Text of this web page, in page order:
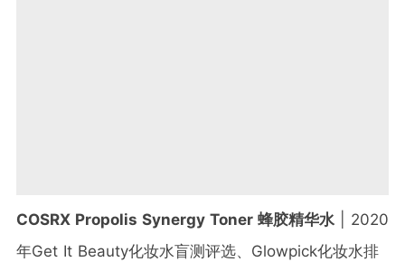
COSRX Propolis Synergy Toner 蜂胶精华水 | 2020
年Get It Beauty化妆水盲测评选、Glowpick化妆水排